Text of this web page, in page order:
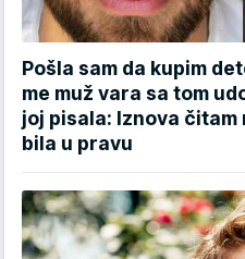
Pošla sam da kupim
me muž vara sa tom
joj pisala: Iznova čitam
bila u pravu